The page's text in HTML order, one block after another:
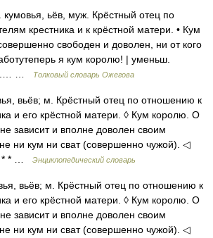
ьёв, муж. Крёстный отец по
крестника и к крёстной матери. • Кум
свободен и доволен, ни от кого
я кум королю! | уменьш.
…
Толковый словарь Ожегова
вьёв; м. Крёстный отец по отношению к
и его крёстной матери. ◊ Кум королю. О
зависит и вполне доволен своим
ни кум ни сват (совершенно чужой). ◁
* * …
Энциклопедический словарь
вьёв; м. Крёстный отец по отношению к
и его крёстной матери. ◊ Кум королю. О
зависит и вполне доволен своим
ни кум ни сват (совершенно чужой). ◁